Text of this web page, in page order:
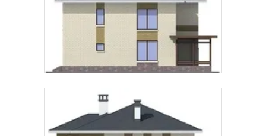
Telegram
согласие на обработку персональных данных
подтверждаю, что ознакомлен(а) сполитикой
обработки персональных данных
Рассчитать стоимость